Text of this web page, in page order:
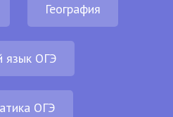
География
язык ОГЭ
ОГЭ